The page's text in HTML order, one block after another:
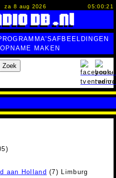
za 8 aug 2026 05:00:22
AFBEELDINGEN
MAKEN
Zoek
aan Holland (7) Limburg